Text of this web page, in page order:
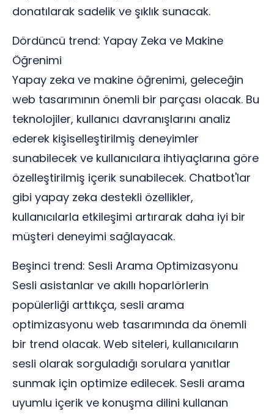
donatılarak sadelik ve şıklık sunacak.
Dördüncü trend: Yapay Zeka ve Makine
Öğrenimi
Yapay zeka ve makine öğrenimi, geleceğin
web tasarımının önemli bir parçası olacak. Bu
teknolojiler, kullanıcı davranışlarını analiz
ederek kişiselleştirilmiş deneyimler
sunabilecek ve kullanıcılara ihtiyaçlarına göre
özelleştirilmiş içerik sunabilecek. Chatbot'lar
gibi yapay zeka destekli özellikler,
kullanıcılarla etkileşimi artırarak daha iyi bir
müşteri deneyimi sağlayacak.
Beşinci trend: Sesli Arama Optimizasyonu
Sesli asistanlar ve akıllı hoparlörlerin
popülerliği arttıkça, sesli arama
optimizasyonu web tasarımında da önemli
bir trend olacak. Web siteleri, kullanıcıların
sesli olarak sorguladığı sorulara yanıtlar
sunmak için optimize edilecek. Sesli arama
uyumlu içerik ve konuşma dilini kullanan